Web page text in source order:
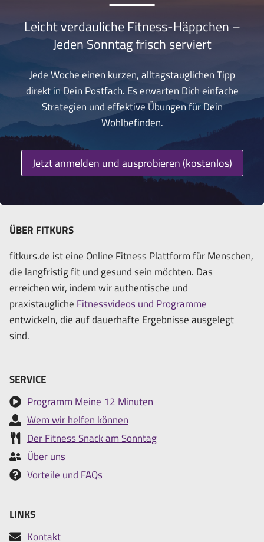
Leicht verdauliche Fitness-Häppchen –
Jeden Sonntag frisch serviert
Jede Woche einen kurzen, alltagstauglichen Tipp
direkt in Dein Postfach. Es erwarten Dich einfache
Strategien und effektive Übungen für Dein
Wohlbefinden.
Jetzt anmelden und ausprobieren (kostenlos)
ÜBER FITKURS
fitkurs.de ist eine Online Fitness Plattform für Menschen,
die langfristig fit und gesund sein möchten. Das
erreichen wir, indem wir authentische und
praxistaugliche Fitnessvideos und Programme
entwickeln, die auf dauerhafte Ergebnisse ausgelegt
sind.
SERVICE
Programm Meine 12 Minuten
Wem wir helfen können
Der Fitness Snack am Sonntag
Über uns
Vorteile und FAQs
LINKS
Kontakt